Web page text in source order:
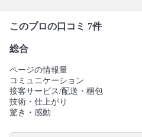
このプロの口コミ 7件
総合
ページの情報量
コミュニケーション
接客サービス/配送・梱包
技術・仕上がり
驚き・感動